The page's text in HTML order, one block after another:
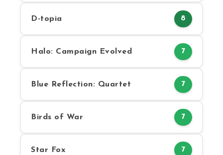
D-topia 8
Halo: Campaign Evolved 7
Blue Reflection: Quartet 7
Birds of War 7
Star Fox 7